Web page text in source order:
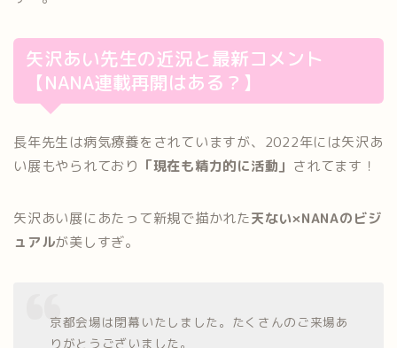
矢沢あい先生の近況と最新コメント
【NANA連載再開はある？】
長年先生は病気療養をされていますが、2022年には矢沢あ
い展もやられており 「現在も精力的に活動」 されてます！
矢沢あい展にあたって新規で描かれた天ない×NANAのビジ
ュアルが美しすぎ。
京都会場は閉幕いたしました。たくさんのご来場あ
りがとうございました。